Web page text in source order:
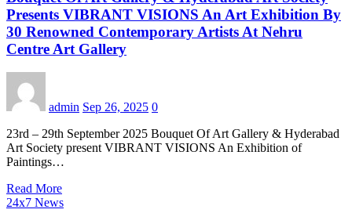
Presents VIBRANT VISIONS An Art Exhibition By
30 Renowned Contemporary Artists At Nehru
Centre Art Gallery
admin Sep 26, 2025 0
23rd – 29th September 2025 Bouquet Of Art Gallery & Hyderabad
Art Society present VIBRANT VISIONS An Exhibition of
Paintings…
Read More
24x7 News